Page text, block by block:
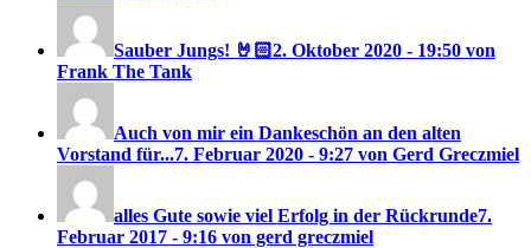
Sauber Jungs! 🤘🏻2. Oktober 2020 - 19:50 von
Frank The Tank
Auch von mir ein Dankeschön an den alten
Vorstand für...7. Februar 2020 - 9:27 von Gerd Greczmiel
alles Gute sowie viel Erfolg in der Rückrunde7.
Februar 2017 - 9:16 von gerd greczmiel